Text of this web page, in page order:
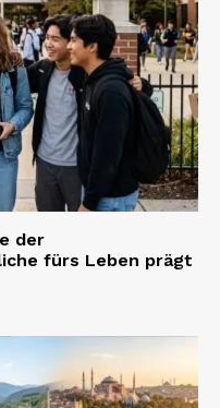
der
fürs Leben prägt